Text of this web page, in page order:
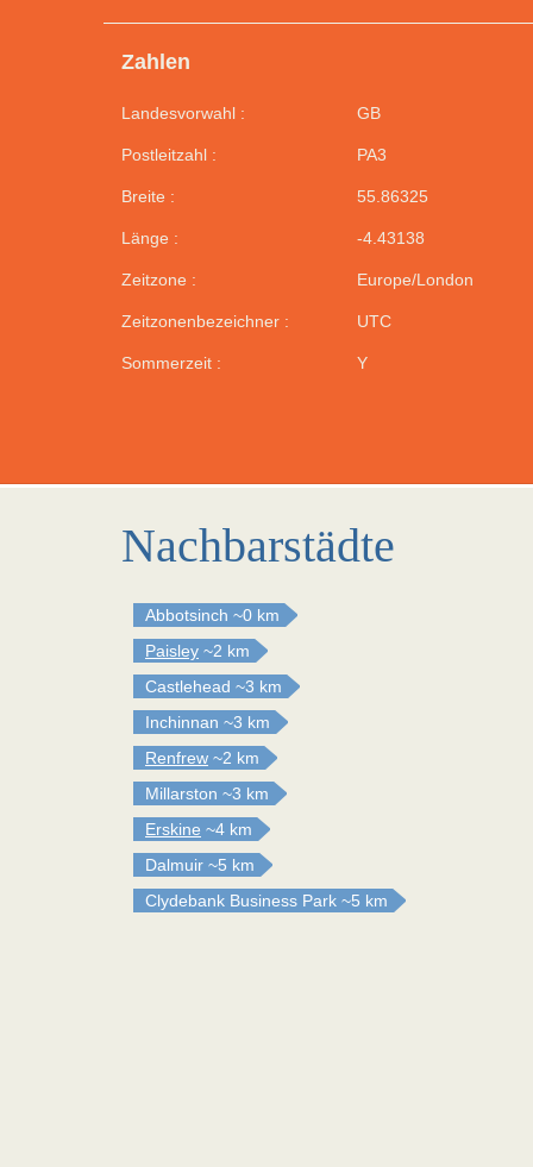
Zahlen
Landesvorwahl : GB
Postleitzahl : PA3
Breite : 55.86325
Länge : -4.43138
Zeitzone : Europe/London
Zeitzonenbezeichner : UTC
Sommerzeit : Y
Nachbarstädte
Abbotsinch ~0 km
Paisley ~2 km
Castlehead ~3 km
Inchinnan ~3 km
Renfrew ~2 km
Millarston ~3 km
Erskine ~4 km
Dalmuir ~5 km
Clydebank Business Park ~5 km